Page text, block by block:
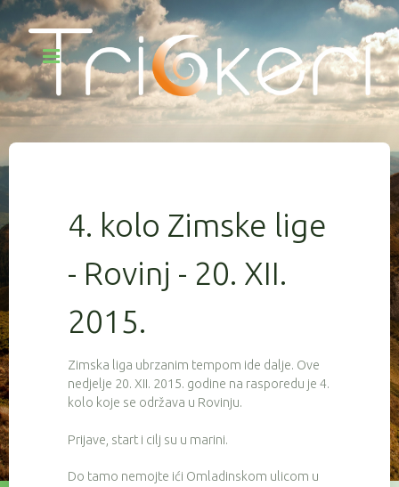
4. kolo Zimske lige
- Rovinj - 20. XII.
2015.
Zimska liga ubrzanim tempom ide dalje. Ove
nedjelje 20. XII. 2015. godine na rasporedu je 4.
kolo koje se održava u Rovinju.
Prijave, start i cilj su u marini.
Do tamo nemojte ići Omladinskom ulicom u